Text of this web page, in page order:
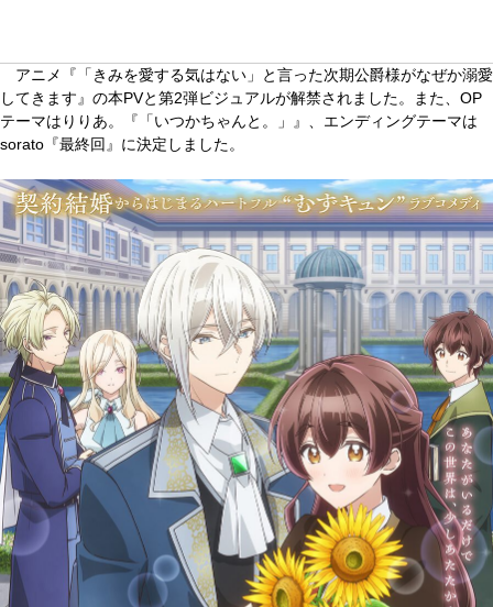
アニメ『「きみを愛する気はない」と言った次期公爵様がなぜか溺愛
してきます』の本PVと第2弾ビジュアルが解禁されました。また、OP
テーマはりりあ。『「いつかちゃんと。」』、エンディングテーマは
sorato『最終回』に決定しました。